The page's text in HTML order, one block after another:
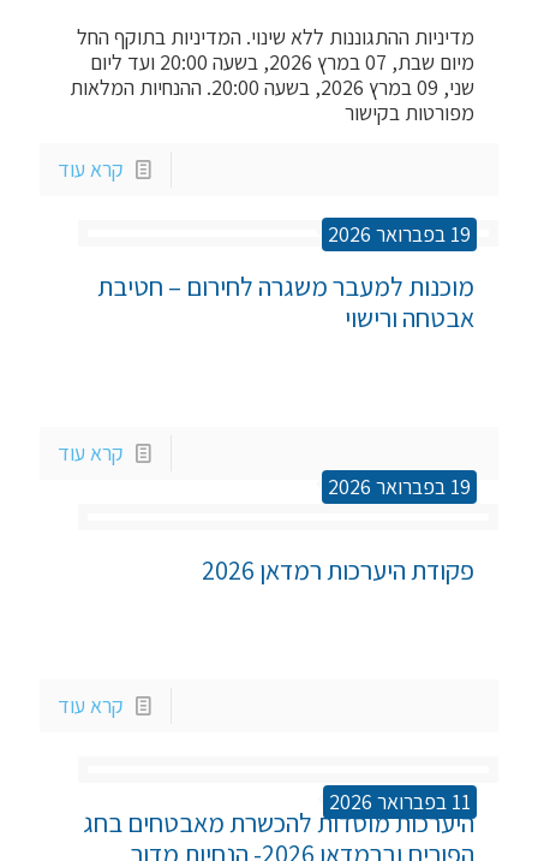
מדיניות ההתגוננות ללא שינוי. המדיניות בתוקף החל
מיום שבת, 07 במרץ 2026, בשעה 20:00 ועד ליום
שני, 09 במרץ 2026, בשעה 20:00. ההנחיות המלאות
מפורטות בקישור
קרא עוד
19 בפברואר 2026
אבטחה ורישוי
קרא עוד
19 בפברואר 2026
פקודת היערכות רמדאן 2026
קרא עוד
11 בפברואר 2026